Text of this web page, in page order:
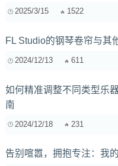
2025/3/15 1522
FL Studio的钢琴卷帘与其
2024/12/13 611
如何精准调整不同类型乐
南
2024/12/18 231
告别喧嚣，拥抱专注：我